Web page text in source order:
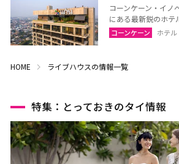
ターク
カンペー
ピッサヌローク
ナコーンサ
ナーン
プレー
ウタイターニー
ウドーンターニー
コーンケ
コーンケーン・イノ
にある最新鋭のホテ
コーンケーン ホテル
HOME ライブハウスの情報一覧
特集：とっておきのタイ情報